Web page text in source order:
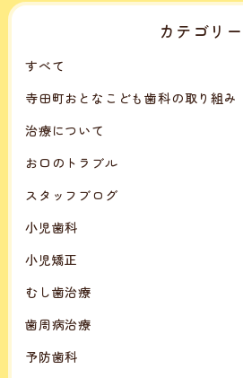
カテゴリー
すべて
寺田町おとなこども歯科の取り組み
治療について
お口のトラブル
スタッフブログ
小児歯科
小児矯正
むし歯治療
歯周病治療
予防歯科